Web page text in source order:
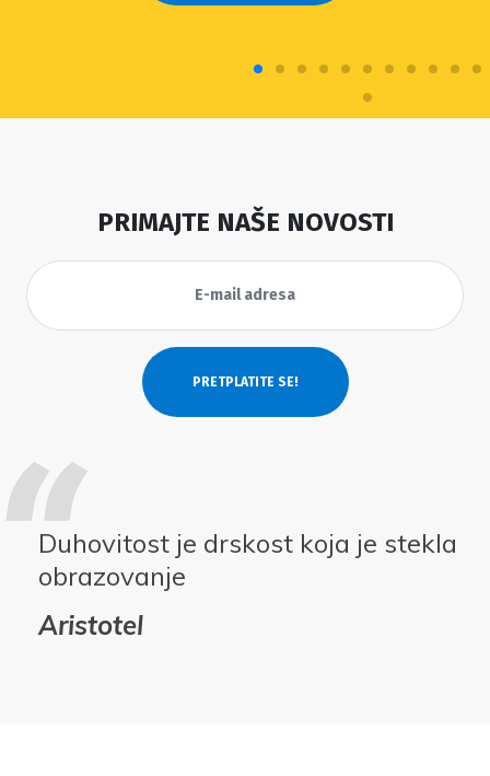
PRIMAJTE NAŠE NOVOSTI
Duhovitost je drskost koja je stekla
obrazovanje
Aristotel